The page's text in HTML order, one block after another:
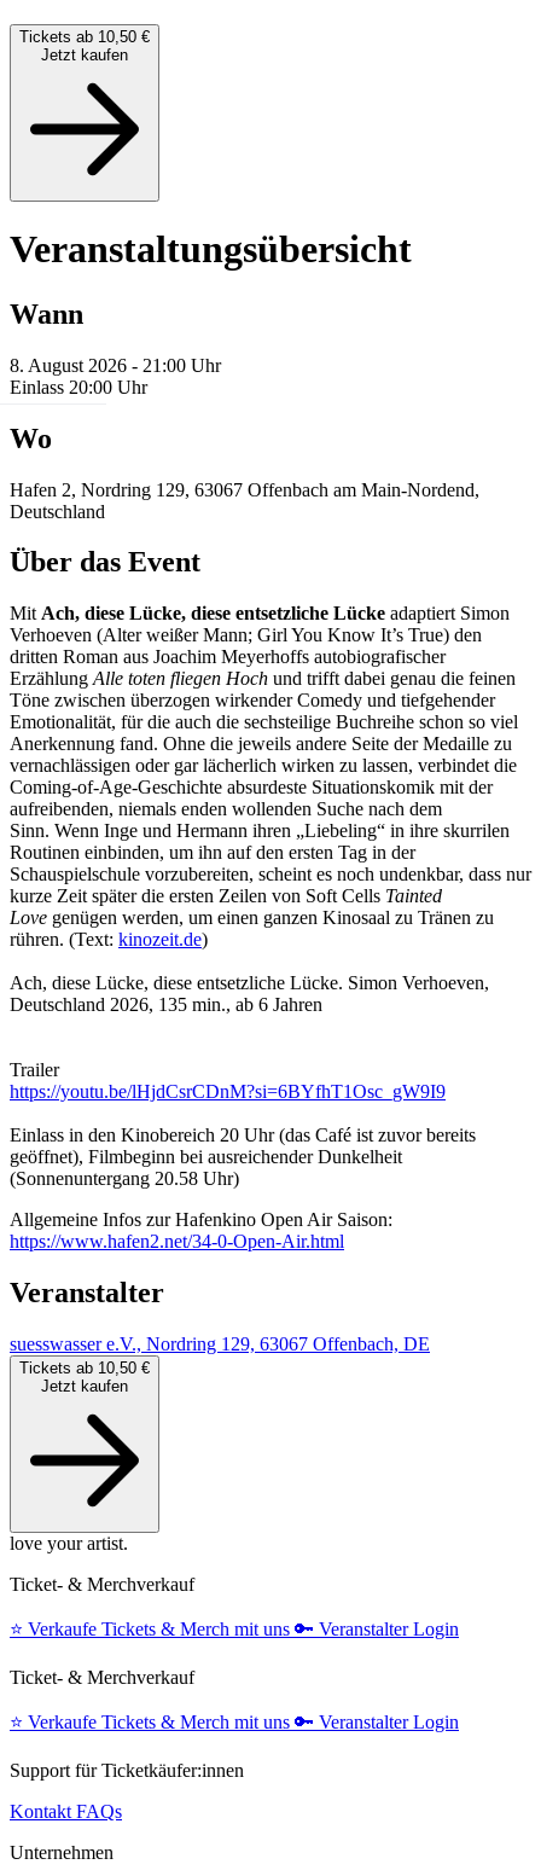
Tickets ab 10,50 €
Jetzt kaufen
Veranstaltungsübersicht
Wann
8. August 2026 - 21:00 Uhr
Einlass 20:00 Uhr
Wo
Hafen 2, Nordring 129, 63067 Offenbach am Main-Nordend,
Deutschland
Über das Event
Mit Ach, diese Lücke, diese entsetzliche Lücke adaptiert Simon
Verhoeven (Alter weißer Mann; Girl You Know It’s True) den
dritten Roman aus Joachim Meyerhoffs autobiografischer
Erzählung Alle toten fliegen Hoch und trifft dabei genau die feinen
Töne zwischen überzogen wirkender Comedy und tiefgehender
Emotionalität, für die auch die sechsteilige Buchreihe schon so viel
Anerkennung fand. Ohne die jeweils andere Seite der Medaille zu
vernachlässigen oder gar lächerlich wirken zu lassen, verbindet die
Coming-of-Age-Geschichte absurdeste Situationskomik mit der
aufreibenden, niemals enden wollenden Suche nach dem
Sinn. Wenn Inge und Hermann ihren „Liebeling“ in ihre skurrilen
Routinen einbinden, um ihn auf den ersten Tag in der
Schauspielschule vorzubereiten, scheint es noch undenkbar, dass nur
kurze Zeit später die ersten Zeilen von Soft Cells Tainted
Love genügen werden, um einen ganzen Kinosaal zu Tränen zu
rühren. (Text: kinozeit.de)
Ach, diese Lücke, diese entsetzliche Lücke. Simon Verhoeven,
Deutschland 2026, 135 min., ab 6 Jahren
Trailer
https://youtu.be/lHjdCsrCDnM?si=6BYfhT1Osc_gW9I9
Einlass in den Kinobereich 20 Uhr (das Café ist zuvor bereits
geöffnet), Filmbeginn bei ausreichender Dunkelheit
(Sonnenuntergang 20.58 Uhr)
Allgemeine Infos zur Hafenkino Open Air Saison:
https://www.hafen2.net/34-0-Open-Air.html
Veranstalter
suesswasser e.V., Nordring 129, 63067 Offenbach, DE
Tickets ab 10,50 €
Jetzt kaufen
love your artist.
Ticket- & Merchverkauf
⭐️ Verkaufe Tickets & Merch mit uns 🔑 Veranstalter Login
Ticket- & Merchverkauf
⭐️ Verkaufe Tickets & Merch mit uns 🔑 Veranstalter Login
Support für Ticketkäufer:innen
Kontakt FAQs
Unternehmen